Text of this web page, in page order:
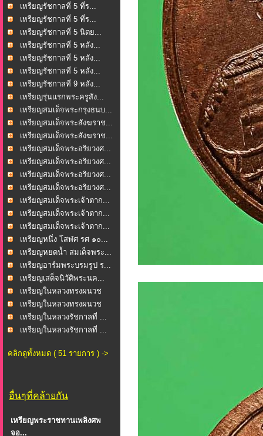
เหรียญรัชกาลที่ 5 ที่ร...
เหรียญรัชกาลที่ 5 ที่ร...
เหรียญรัชกาลที่ 5 นิตย...
เหรียญรัชกาลที่ 5 หลัง...
เหรียญรัชกาลที่ 5 หลัง...
เหรียญรัชกาลที่ 5 หลัง...
เหรียญรัชกาลที่ 9 หลัง...
เหรียญรุ่นแรกพระครูสัง...
เหรียญสมเด็จพระกรุงธนบ...
เหรียญสมเด็จพระสังฆราช...
เหรียญสมเด็จพระสังฆราช...
เหรียญสมเด็จพระอริยวงศ...
เหรียญสมเด็จพระอริยวงศ...
เหรียญสมเด็จพระอริยวงศ...
เหรียญสมเด็จพระอริยวงศ...
เหรียญสมเด็จพระเจ้าตาก...
เหรียญสมเด็จพระเจ้าตาก...
เหรียญสมเด็จพระเจ้าตาก...
เหรียญหนึ่ง โสฬศ รศ ๑๐...
เหรียญหยดน้ำ สมเด็จพระ...
เหรียญอาร์มพระบรมรูป ร...
เหรียญเสด็จนิวัติพระนค...
เหรียญในหลวงทรงผนวช
“ภ...
เหรียญในหลวงทรงผนวช
“ภ...
เหรียญในหลวงรัชกาลที่ ...
เหรียญในหลวงรัชกาลที่ ...
คลิกดูทั้งหมด ( 51 รายการ ) ->
อื่นๆที่คล้ายกัน
เหรียญพระราชทานเพลิงศพ
จอ...